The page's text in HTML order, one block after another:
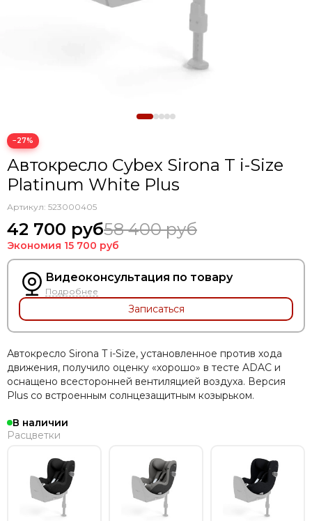
−27%
Автокресло Cybex Sirona T i-Size
Platinum White Plus
Артикул: 523000405
42 700 руб58 400 руб
Экономия 15 700 руб
Видеоконсультация по товару
Подробнее
Записаться
Автокресло Sirona T i-Size, установленное против хода
движения, получило оценку «хорошо» в тесте ADAC и
оснащено всесторонней вентиляцией воздуха. Версия
Plus со встроенным солнцезащитным козырьком.
В наличии
Расцветки